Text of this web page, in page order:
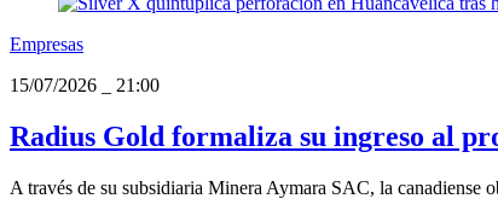
Empresas
15/07/2026
21:00
Radius Gold formaliza su ingreso al
A través de su subsidiaria Minera Aymara SAC, la canadiense